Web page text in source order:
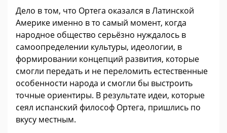
Дело в том, что Ортега оказался в Латинской
Америке именно в то самый момент, когда
народное общество серьёзно нуждалось в
самоопределении культуры, идеологии, в
формировании концепций развития, которые
смогли передать и не переломить естественные
особенности народа и смогли бы выстроить
точные ориентиры. В результате идеи, которые
сеял испанский философ Ортега, пришлись по
вкусу местным.